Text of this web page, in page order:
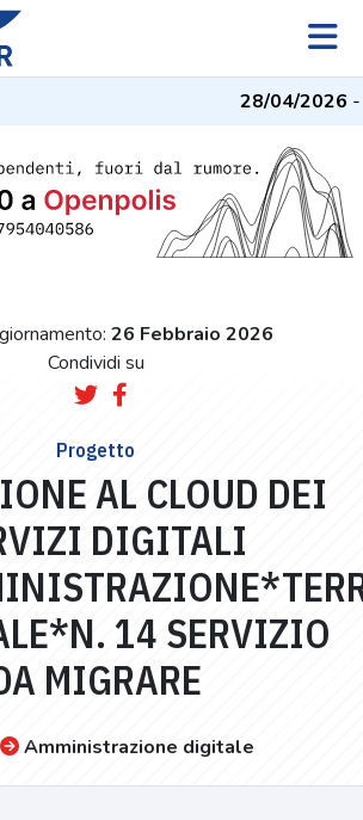
28/04/2026- I
26 Febbraio 2026
Condividi su
Progetto
AL CLOUD DEI
DIGITALI
14 SERVIZIO
MIGRARE
Amministrazione digitale